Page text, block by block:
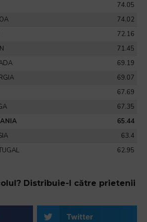
74.05
74.02
72.16
71.45
69.19
69.07
67.69
67.35
65.44
63.4
62.95
Distribuie-l către prietenii
Twitter